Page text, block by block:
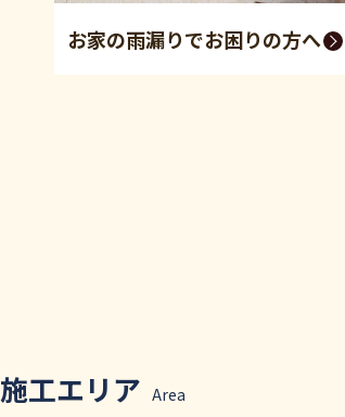
お家の雨漏りでお困りの方へ
施工エリア Area